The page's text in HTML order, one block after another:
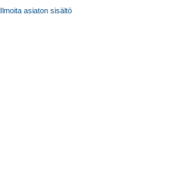
Ilmoita asiaton sisältö